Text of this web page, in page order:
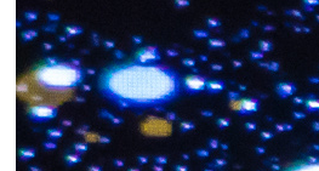
类
别
等
进
行
搜